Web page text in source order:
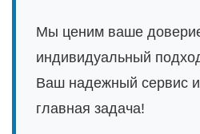
Мы ценим ваше
индивидуальный
Ваш надежный сервис
главная задача!